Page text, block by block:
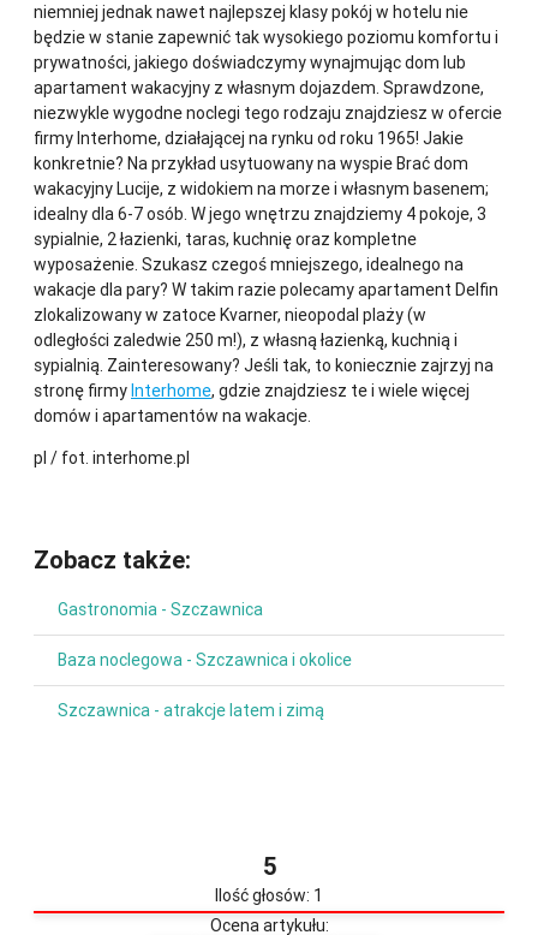
niemniej jednak nawet najlepszej klasy pokój w hotelu nie
będzie w stanie zapewnić tak wysokiego poziomu komfortu i
prywatności, jakiego doświadczymy wynajmując dom lub
apartament wakacyjny z własnym dojazdem. Sprawdzone,
niezwykle wygodne noclegi tego rodzaju znajdziesz w ofercie
firmy Interhome, działającej na rynku od roku 1965! Jakie
konkretnie? Na przykład usytuowany na wyspie Brać dom
wakacyjny Lucije, z widokiem na morze i własnym basenem;
idealny dla 6-7 osób. W jego wnętrzu znajdziemy 4 pokoje, 3
sypialnie, 2 łazienki, taras, kuchnię oraz kompletne
wyposażenie. Szukasz czegoś mniejszego, idealnego na
wakacje dla pary? W takim razie polecamy apartament Delfin
zlokalizowany w zatoce Kvarner, nieopodal plaży (w
odległości zaledwie 250 m!), z własną łazienką, kuchnią i
sypialnią. Zainteresowany? Jeśli tak, to koniecznie zajrzyj na
stronę firmyInterhome, gdzie znajdziesz te i wiele więcej
domów i apartamentów na wakacje.
pl / fot. interhome.pl
Zobacz także:
Gastronomia - Szczawnica
Baza noclegowa - Szczawnica i okolice
Szczawnica - atrakcje latem i zimą
5
Ilość głosów: 1
Ocena artykułu: